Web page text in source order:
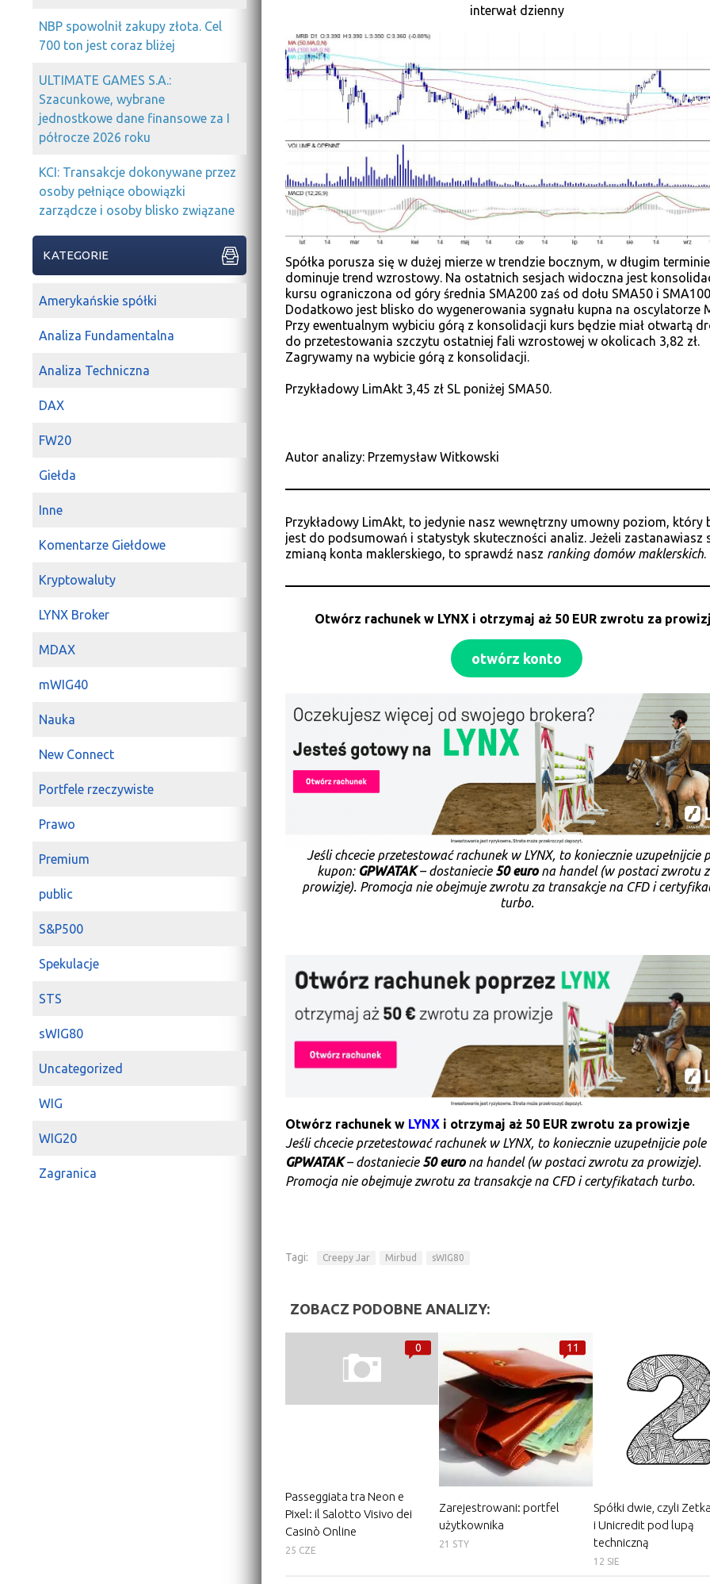
interwał dzienny
Spółka porusza się w dużej mierze w trendzie bocznym, w długim terminie
dominuje trend wzrostowy. Na ostatnich sesjach widoczna jest
kursu ograniczona od góry średnia SMA200 zaś od dołu SMA50 i
Dodatkowo jest blisko do wygenerowania sygnału kupna na oscylatorze
Przy ewentualnym wybiciu górą z konsolidacji kurs będzie miał otwartą
do przetestowania szczytu ostatniej fali wzrostowej w okolicach 3,82 zł.
Zagrywamy na wybicie górą z konsolidacji.
Przykładowy LimAkt 3,45 zł SL poniżej SMA50.
Autor analizy: Przemysław Witkowski
Przykładowy LimAkt, to jedynie nasz wewnętrzny umowny poziom, który
jest do podsumowań i statystyk skuteczności analiz. Jeżeli zastanawiasz
zmianą konta maklerskiego, to sprawdź nasz ranking domów maklerskich.
Otwórz rachunek w LYNXi otrzymaj aż 50 EUR zwrotu za
otwórz konto
Jeśli chcecie przetestować rachunek w LYNX, to koniecznie uzupełnijcie
kupon: GPWATAK– dostaniecie 50 eurona handel (w postaci zwrotu
prowizje). Promocja nie obejmuje zwrotu za transakcje na CFD i
turbo.
Otwórz rachunek w LYNXi otrzymaj aż 50 EUR zwrotu za prowizje
Jeśli chcecie przetestować rachunek w LYNX, to koniecznie uzupełnijcie pole
GPWATAK– dostaniecie 50 eurona handel (w postaci zwrotu za prowizje).
Promocja nie obejmuje zwrotu za transakcje na CFD i certyfikatach turbo.
Tagi: Creepy Jar Mirbud sWIG80
ZOBACZ PODOBNE ANALIZY:
0
Passeggiata tra Neon e
Pixel: il Salotto Visivo dei
Casinò Online
25 CZE
11
Zarejestrowani: portfel
użytkownika
21 STY
Spółki dwie, czyli
i Unicredit pod lupą
techniczną
12 SIE
NBP spowolnił zakupy złota. Cel
700 ton jest coraz bliżej
ULTIMATE GAMES S.A.:
Szacunkowe, wybrane
jednostkowe dane finansowe za I
półrocze 2026 roku
KCI: Transakcje dokonywane przez
osoby pełniące obowiązki
zarządcze i osoby blisko związane
KATEGORIE
Amerykańskie spółki
Analiza Fundamentalna
Analiza Techniczna
DAX
FW20
Giełda
Inne
Komentarze Giełdowe
Kryptowaluty
LYNX Broker
MDAX
mWIG40
Nauka
New Connect
Portfele rzeczywiste
Prawo
Premium
public
S&P500
Spekulacje
STS
sWIG80
Uncategorized
WIG
WIG20
Zagranica